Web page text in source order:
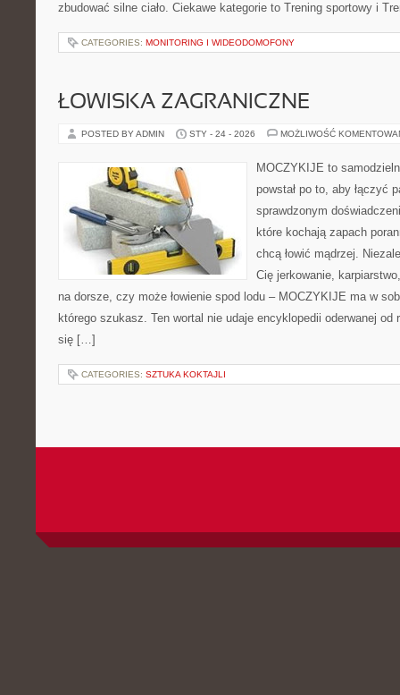
zbudować silne ciało. Ciekawe kategorie to Trening sportowy i
CATEGORIES: MONITORING I WIDEODOMOFONY
ŁOWISKA ZAGRANICZNE
POSTED BY ADMIN STY - 24 - 2026 MOŻLIWOŚĆ
MOCZYKIJE to
powstał po to, aby łączyć
sprawdzonym
które kochają zapach
chcą łowić mądrzej.
Cię jerkowanie,
na dorsze, czy może łowienie spod lodu – MOCZYKIJE ma w
którego szukasz. Ten wortal nie udaje encyklopedii oderwanej
się […]
CATEGORIES: SZTUKA KOKTAJLI